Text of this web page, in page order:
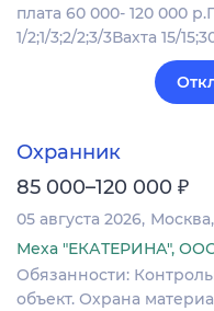
плата 60 000- 120 000
1/2;1/3;2/2;3/3Вахта 15/
Охранник
85 000–120 000 ₽
05 августа 2026 Москва
Меха "ЕКАТЕРИНА",
Обязанности:
объект. Охрана